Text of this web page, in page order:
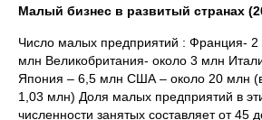
Малый бизнес в развитый странах
Число малых предприятий : Франция-
млн Великобритания- около 3 млн
Япония – 6,5 млн США – около 20 млн
1,03 млн) Доля малых предприятий в
численности занятых составляет от 45